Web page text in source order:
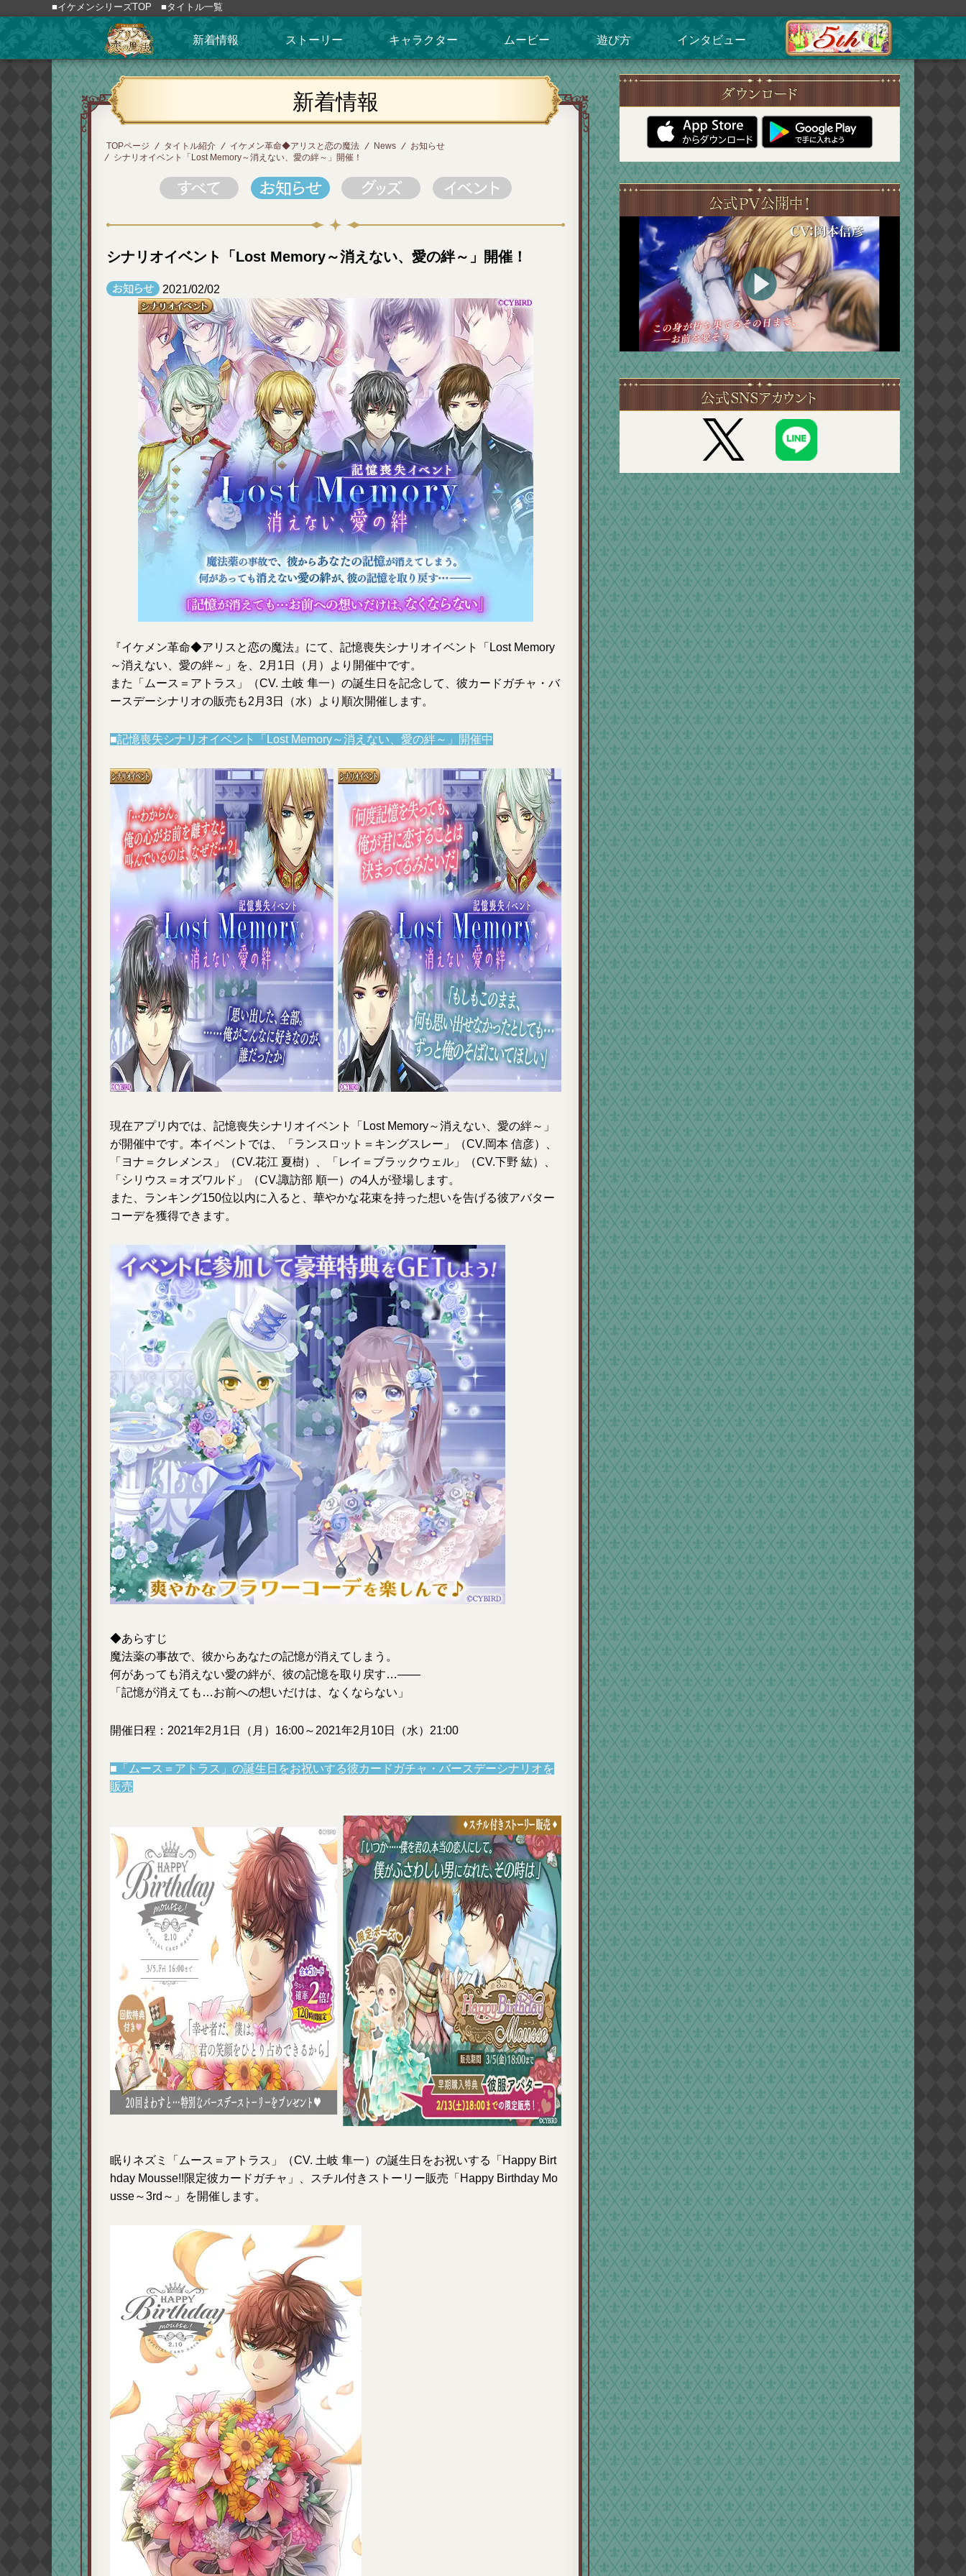
■イケメンシリーズTOP ■タイトル一覧
新着情報 ストーリー キャラクター ムービー 遊び方 インタビュー
新着情報
TOPページ タイトル紹介 イケメン革命◆アリスと恋の魔法 News
お知らせ
シナリオイベント「Lost Memory～消えない、愛の絆～」開催！
シナリオイベント「Lost Memory～消えない、愛の絆～」開催！
2021/02/02
『イケメン革命◆アリスと恋の魔法』にて、記憶喪失シナリオイベント「Lost Memory
～消えない、愛の絆～」を、2月1日（月）より開催中です。
また「ムース＝アトラス」（CV. 土岐 隼一）の誕生日を記念して、彼カードガチャ・バ
ースデーシナリオの販売も2月3日（水）より順次開催します。
■記憶喪失シナリオイベント「Lost Memory～消えない、愛の絆～」開催中
現在アプリ内では、記憶喪失シナリオイベント「Lost Memory～消えない、愛の絆～」
が開催中です。本イベントでは、「ランスロット＝キングスレー」（CV.岡本 信彦）、
「ヨナ＝クレメンス」（CV.花江 夏樹）、「レイ＝ブラックウェル」（CV.下野 紘）、
「シリウス＝オズワルド」（CV.諏訪部 順一）の4人が登場します。
また、ランキング150位以内に入ると、華やかな花束を持った想いを告げる彼アバター
コーデを獲得できます。
◆あらすじ
魔法薬の事故で、彼からあなたの記憶が消えてしまう。
何があっても消えない愛の絆が、彼の記憶を取り戻す…――
「記憶が消えても…お前への想いだけは、なくならない」
開催日程：2021年2月1日（月）16:00～2021年2月10日（水）21:00
■「ムース＝アトラス」の誕生日をお祝いする彼カードガチャ・バースデーシナリオを
販売
眠りネズミ「ムース＝アトラス」（CV. 土岐 隼一）の誕生日をお祝いする「Happy Birt
hday Mousse!!限定彼カードガチャ」、スチル付きストーリー販売「Happy Birthday Mo
usse～3rd～」を開催します。